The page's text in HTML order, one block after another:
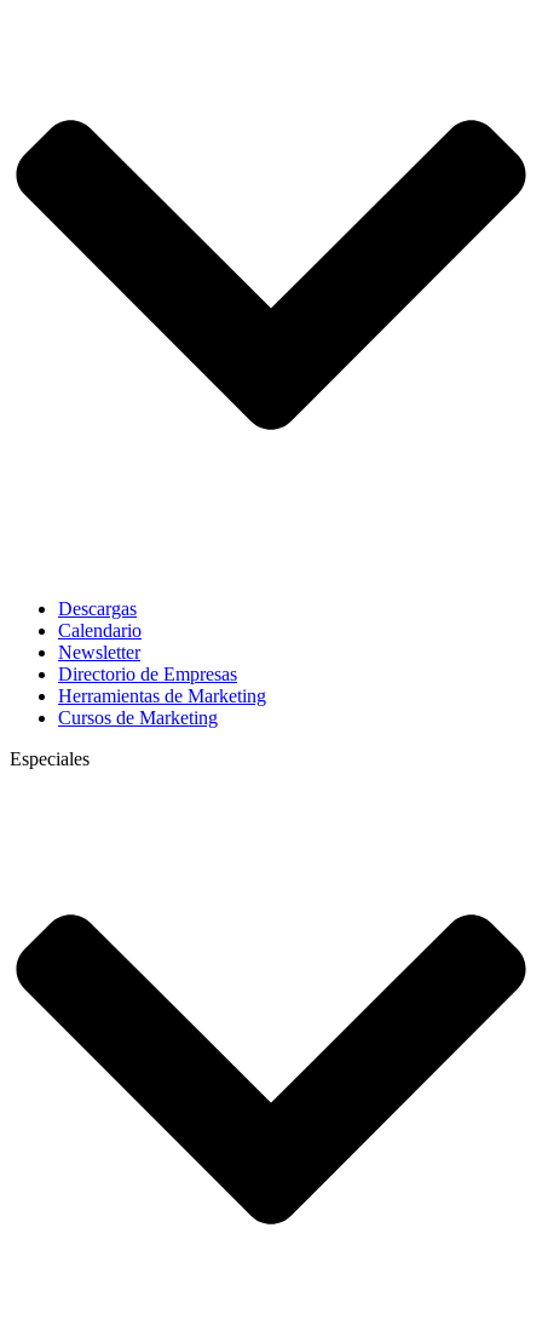
Descargas
Calendario
Newsletter
Directorio de Empresas
Herramientas de Marketing
Cursos de Marketing
Especiales